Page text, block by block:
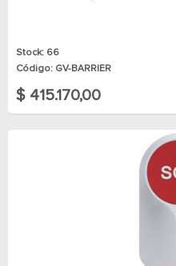
Stock: 66
Código: GV-BARRIER
$ 415.170,00